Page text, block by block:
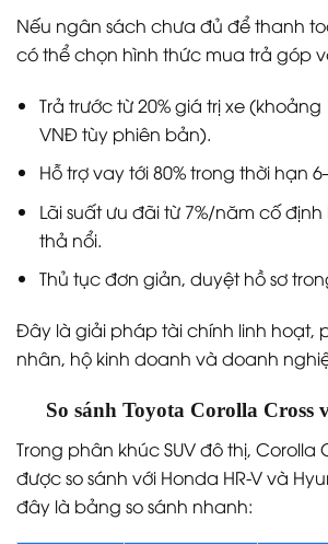
Nếu ngân sách chưa đủ để thanh
có thể chọn hình thức mua trả góp
Trả trước từ 20% giá trị xe (khoảng
VNĐ tùy phiên bản).
Hỗ trợ vay tới 80% trong thời hạn
Lãi suất ưu đãi từ 7%/năm cố
thả nổi.
Thủ tục đơn giản, duyệt hồ sơ
Đây là giải pháp tài chính linh hoạt,
nhân, hộ kinh doanh và doanh
So sánh Toyota Corolla Cross
Trong phân khúc SUV đô thị, Corolla
được so sánh với Honda HR-V và
đây là bảng so sánh nhanh: